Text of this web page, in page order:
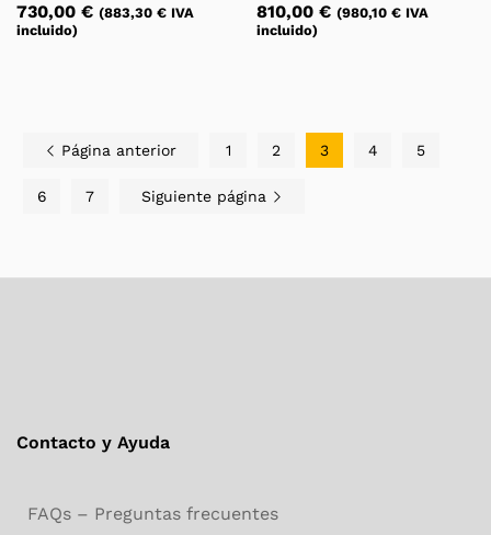
730,00 € (883,30 € IVA
incluido)
810,00 € (980,10 € IVA
incluido)
Página anterior 1 2 3 4 5
6 7 Siguiente página
Contacto y Ayuda
FAQs – Preguntas frecuentes